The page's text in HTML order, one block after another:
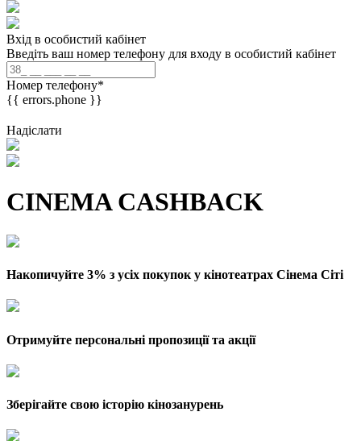
Вхід в особистий кабінет
Введіть ваш номер телефону для входу в особистий кабінет
Номер телефону*
{{ errors.phone }}
Надіслати
CINEMA CASHBACK
Накопичуйте 3% з усіх покупок у кінотеатрах Сінема Сіті
Отримуйте персональні пропозиції та акції
Зберігайте свою історію кінозанурень